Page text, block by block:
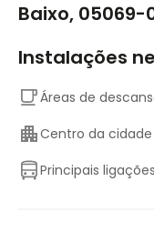
Baixo, 05069-
Instalações
Áreas de
Centro da cidade
Principais